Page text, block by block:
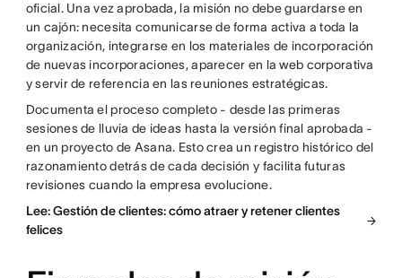
oficial. Una vez aprobada, la misión no debe guardarse en
un cajón: necesita comunicarse de forma activa a toda la
organización, integrarse en los materiales de incorporación
de nuevas incorporaciones, aparecer en la web corporativa
y servir de referencia en las reuniones estratégicas.
Documenta el proceso completo - desde las primeras
sesiones de lluvia de ideas hasta la versión final aprobada -
en un proyecto de Asana. Esto crea un registro histórico del
razonamiento detrás de cada decisión y facilita futuras
revisiones cuando la empresa evolucione.
Lee: Gestión de clientes: cómo atraer y retener clientes
felices